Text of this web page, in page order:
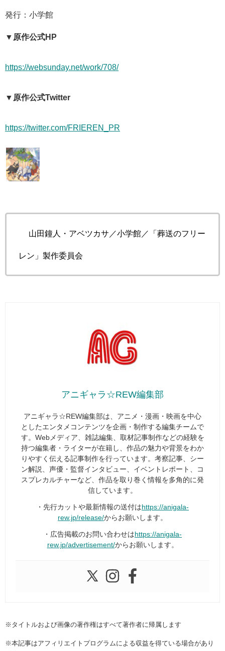
発行：小学館
▼原作公式HP
https://websunday.net/work/708/
▼原作公式Twitter
https://twitter.com/FRIEREN_PR
© 山田鐘人・アベツカサ／小学館／「葬送のフリー
レン」製作委員会
アニギャラ☆REW編集部
アニギャラ☆REW編集部は、アニメ・漫画・映画を中心
としたエンタメコンテンツを企画・制作する編集チームで
す。Webメディア、雑誌編集、取材記事制作などの経験を
持つ編集者・ライターが在籍し、作品の魅力や背景をわか
りやすく伝える記事制作を行っています。考察記事、シー
ン解説、声優・監督インタビュー、イベントレポート、コ
スプレカルチャーなど、作品を取り巻く情報を多角的に発
信しています。
・先行カットや最新情報の送付はhttps://anigala-
rew.jp/release/からお願いします。
・広告掲載のお問い合わせはhttps://anigala-
rew.jp/advertisement/からお願いします。
※タイトルおよび画像の著作権はすべて著作者に帰属します
※本記事はアフィリエイトプログラムによる収益を得ている場合があり